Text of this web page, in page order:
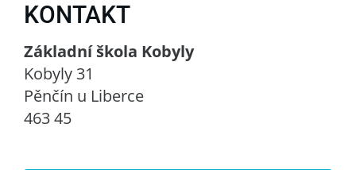
KONTAKT
Základní škola Kobyly
Kobyly 31
Pěnčín u Liberce
463 45